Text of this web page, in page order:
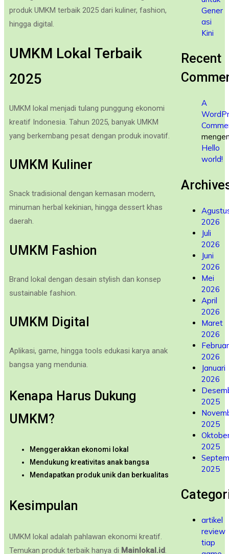
produk UMKM terbaik 2025 dari kuliner, fashion,
hingga digital.
UMKM Lokal Terbaik
2025
UMKM lokal menjadi tulang punggung ekonomi
kreatif Indonesia. Tahun 2025, banyak UMKM
yang berkembang pesat dengan produk inovatif.
UMKM Kuliner
Snack tradisional dengan kemasan modern,
minuman herbal kekinian, hingga dessert khas
daerah.
UMKM Fashion
Brand lokal dengan desain stylish dan konsep
sustainable fashion.
UMKM Digital
Aplikasi, game, hingga tools edukasi karya anak
bangsa yang mendunia.
Kenapa Harus Dukung
UMKM?
Menggerakkan ekonomi lokal
Mendukung kreativitas anak bangsa
Mendapatkan produk unik dan berkualitas
Kesimpulan
UMKM lokal adalah pahlawan ekonomi kreatif.
Temukan produk terbaik hanya di Mainlokal.id.
Gener
asi
Kini
Recent
A
Hello
world!
2026
Juli
2026
Juni
2026
Mei
2026
April
2026
Maret
2026
2026
Januari
2026
2025
2025
2025
2025
artikel
review
tiap